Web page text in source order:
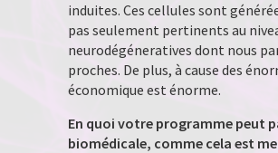
induites. Ces cellules sont
pas seulement pertinents au
neurodégéneratives dont nous
proches. De plus, à cause des
économique est énorme.
En quoi votre programme peut
biomédicale, comme cela est